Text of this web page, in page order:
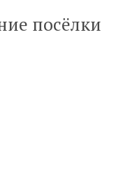
статью
посёлки